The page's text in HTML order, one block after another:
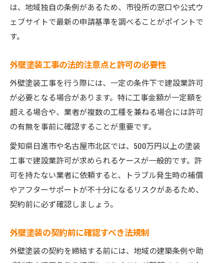
は、地域独自の条例があるため、市役所の窓口や公式ウ
ェブサイトで最新の申請基準を調べることがポイントで
す。
外壁塗装工事の法的注意点と許可の必要性
外壁塗装工事を行う際には、一定の条件下で建設業許可
が必要となる場合があります。特に工事金額が一定額を
超える場合や、業者が複数の工種を兼ねる場合には許可
の有無を事前に確認することが重要です。
愛知県日進市や名古屋市北区では、500万円以上の塗装
工事で建設業許可が求められるケースが一般的です。許
可を持たない業者に依頼すると、トラブル発生時の補償
やアフターサポートが不十分になるリスクがあるため、
契約前に必ず確認しましょう。
外壁塗装の契約前に確認すべき法規制
外壁塗装の契約を締結する前には、地域の建築条例や助